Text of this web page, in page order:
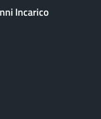
Incarico